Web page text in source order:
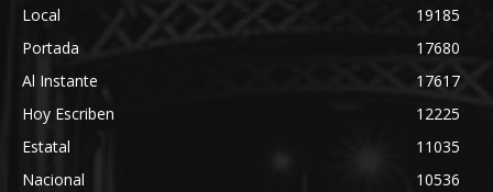
Local
19185
Portada
17680
Al Instante
17617
Hoy Escriben
12225
Estatal
11035
Nacional
10536